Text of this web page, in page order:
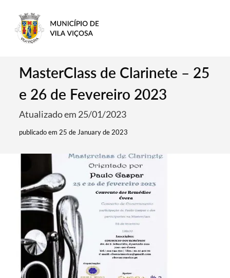
MasterClass de Clarinete – 25
e 26 de Fevereiro 2023
Atualizado em 25/01/2023
publicado em 25 de January de 2023